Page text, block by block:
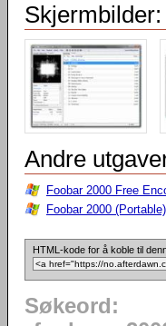
Skjermbilder:
Andre
Foobar 2000 Free
Foobar 2000 (Portable)
HTML-kode for å koble til
Søkeord: